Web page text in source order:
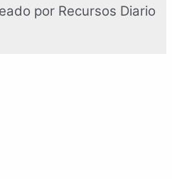
por Recursos Diario